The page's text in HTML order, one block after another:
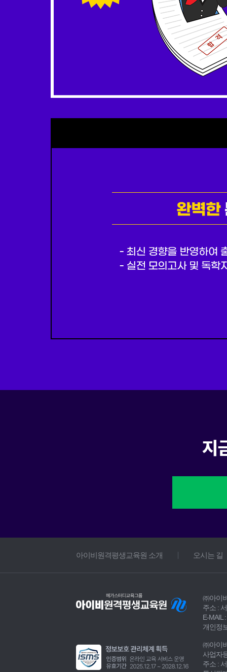
아이비원격평생교육원 소개 오시는 길
㈜아이
주소 :
E-MAIL
개인정
㈜아이
사업자
주소 :